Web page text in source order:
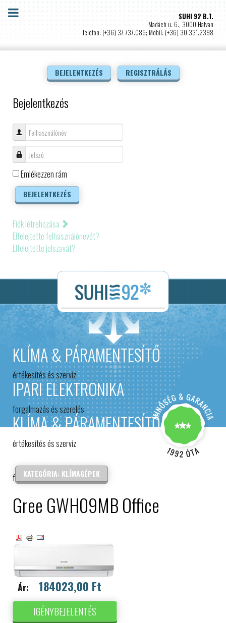
SUHI 92 B.T.
Madách u. 6., 3000 Hatvan
Telefon: (+36) 37 737.086; Mobil: (+36) 30 331.2398
BEJELENTKEZÉS REGISZTRÁLÁS
Bejelentkezés
Felhasználónév
Jelszó
Emlékezzen rám
BEJELENTKEZÉS
Fiók létrehozása
Elfelejtette felhasználónevét?
Elfelejtette jelszavát?
KLÍMA & PÁRAMENTESÍTŐ
értékesítés és szervíz
IPARI ELEKTRONIKA
forgalmazás és szerelés
KLÍMA & PÁRAMENTESÍTŐ
értékesítés és szervíz
forgalmazás és szerelés
KATEGÓRIA: KLÍMAGÉPEK
Gree GWH09MB Office
Ár: 184023,00 Ft
IGÉNYBEJELENTÉS